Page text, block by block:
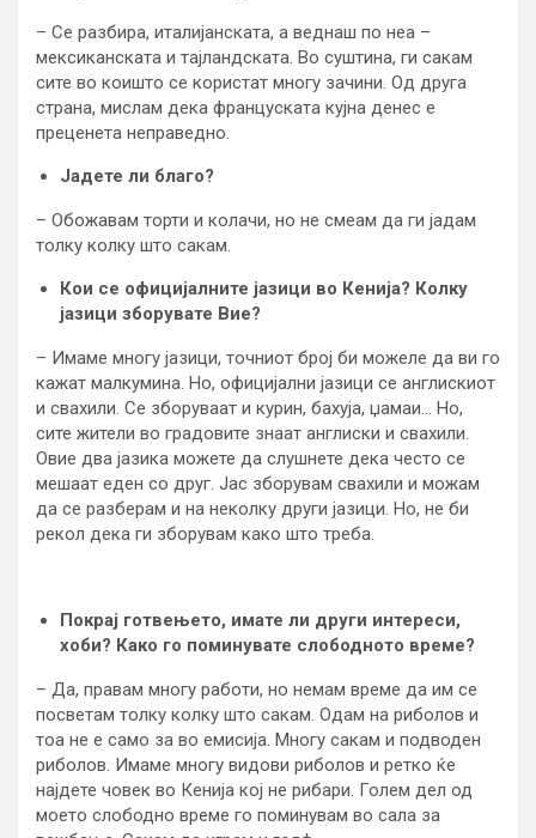
– Се разбира, италијанската, а веднаш по неа –
мексиканската и тајландската. Во суштина, ги сакам
сите во коишто се користат многу зачини. Од друга
страна, мислам дека француската кујна денес е
преценета неправедно.
Јадете ли благо?
– Обожавам торти и колачи, но не смеам да ги јадам
толку колку што сакам.
Кои се официјалните јазици во Кенија? Колку
јазици зборувате Вие?
– Имаме многу јазици, точниот број би можеле да ви го
кажат малкумина. Но, официјални јазици се англискиот
и свахили. Се зборуваат и курин, бахуја, џамаи… Но,
сите жители во градовите знаат англиски и свахили.
Овие два јазика можете да слушнете дека често се
мешаат еден со друг. Јас зборувам свахили и можам
да се разберам и на неколку други јазици. Но, не би
рекол дека ги зборувам како што треба.
Покрај готвењето, имате ли други интереси,
хоби? Како го поминувате слободното време?
– Да, правам многу работи, но немам време да им се
посветам толку колку што сакам. Одам на риболов и
тоа не е само за во емисија. Многу сакам и подводен
риболов. Имаме многу видови риболов и ретко ќе
најдете човек во Кенија кој не рибари. Голем дел од
моето слободно време го поминувам во сала за